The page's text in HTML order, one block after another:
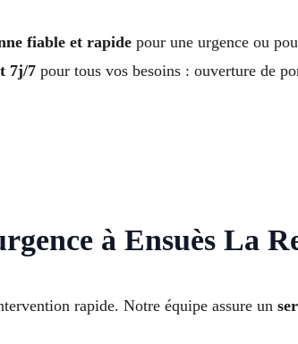
fiable et rapide pour une urgence ou
7j/7 pour tous vos besoins : ouverture de
à Ensuès La
rapide. Notre équipe assure un